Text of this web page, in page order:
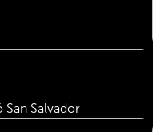
San Salvador